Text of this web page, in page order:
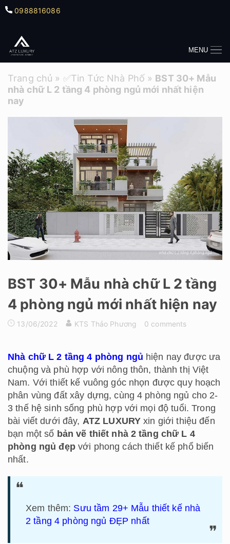
0988816086
MENU
Trang chủ » ✅Tin Tức Nhà Phố » BST 30+ Mẫu
nhà chữ L 2 tầng 4 phòng ngủ mới nhất hiện
nay
BST 30+ Mẫu nhà chữ L 2 tầng
4 phòng ngủ mới nhất hiện nay
13/06/2022 KTS Thảo Phương 0 comments
Nhà chữ L 2 tầng 4 phòng ngủ hiện nay được ưa
chuộng và phù hợp với nông thôn, thành thị Việt
Nam. Với thiết kế vuông góc nhọn được quy hoạch
phân vùng đất xây dựng, cùng 4 phòng ngủ cho 2-
3 thế hệ sinh sống phù hợp với mọi độ tuổi. Trong
bài viết dưới đây, ATZ LUXURY xin giới thiệu đến
bạn một số bản vẽ thiết nhà 2 tầng chữ L 4
phòng ngủ đẹpvới phong cách thiết kế phổ biến
nhất.
Xem thêm: Sưu tầm 29+ Mẫu thiết kế nhà
2 tầng 4 phòng ngủ ĐẸP nhất